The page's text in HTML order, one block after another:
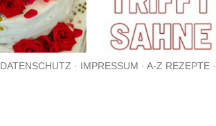
DATENSCHUTZ IMPRESSUM A-Z REZEPTE